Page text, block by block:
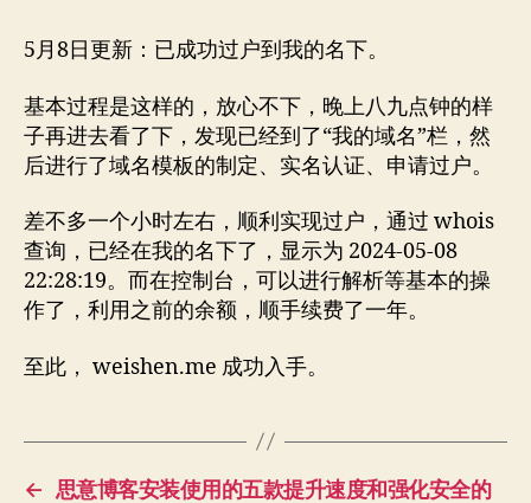
5月8日更新：已成功过户到我的名下。
基本过程是这样的，放心不下，晚上八九点钟的样
子再进去看了下，发现已经到了“我的域名”栏，然
后进行了域名模板的制定、实名认证、申请过户。
差不多一个小时左右，顺利实现过户，通过 whois
查询，已经在我的名下了，显示为 2024-05-08
22:28:19。而在控制台，可以进行解析等基本的操
作了，利用之前的余额，顺手续费了一年。
至此， weishen.me 成功入手。
← 思意博客安装使用的五款提升速度和强化安全的